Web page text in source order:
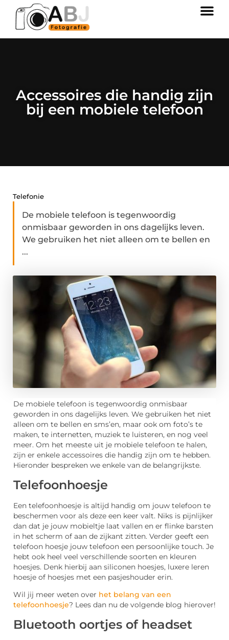
Accessoires die handig zijn
bij een mobiele telefoon
Telefonie
De mobiele telefoon is tegenwoordig
onmisbaar geworden in ons dagelijks leven.
We gebruiken het niet alleen om te bellen en
...
De mobiele telefoon is tegenwoordig onmisbaar
geworden in ons dagelijks leven. We gebruiken het niet
alleen om te bellen en sms’en, maar ook om foto’s te
maken, te internetten, muziek te luisteren, en nog veel
meer. Om het meeste uit je mobiele telefoon te halen,
zijn er enkele accessoires die handig zijn om te hebben.
Hieronder bespreken we enkele van de belangrijkste.
Telefoonhoesje
Een telefoonhoesje is altijd handig om jouw telefoon te
beschermen voor als deze een keer valt. Niks is pijnlijker
dan dat je jouw mobieltje laat vallen en er flinke barsten
in het scherm of aan de zijkant zitten. Verder geeft een
telefoon hoesje jouw telefoon een persoonlijke touch. Je
hebt ook heel veel verschillende soorten en kleuren
hoesjes. Denk hierbij aan siliconen hoesjes, luxere leren
hoesje of hoesjes met een pasjeshouder erin.
Wil jij meer weten over het belang van een
telefoonhoesje? Lees dan nu de volgende blog hierover!
Bluetooth oortjes of headset